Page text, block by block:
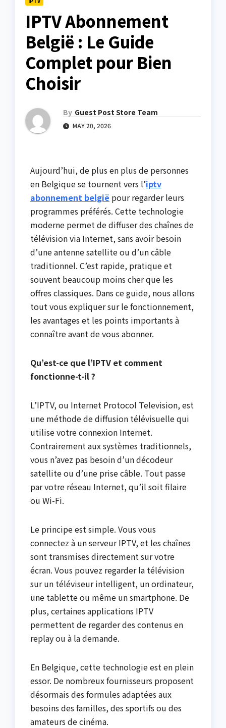
IPTV Abonnement
België : Le Guide
Complet pour Bien
Choisir
By Guest Post Store Team
MAY 20, 2026
Aujourd’hui, de plus en plus de personnes
en Belgique se tournent vers l’iptv
abonnement belgië pour regarder leurs
programmes préférés. Cette technologie
moderne permet de diffuser des chaînes de
télévision via Internet, sans avoir besoin
d’une antenne satellite ou d’un câble
traditionnel. C’est rapide, pratique et
souvent beaucoup moins cher que les
offres classiques. Dans ce guide, nous allons
tout vous expliquer sur le fonctionnement,
les avantages et les points importants à
connaître avant de vous abonner.
Qu’est-ce que l’IPTV et comment
fonctionne-t-il ?
L’IPTV, ou Internet Protocol Television, est
une méthode de diffusion télévisuelle qui
utilise votre connexion Internet.
Contrairement aux systèmes traditionnels,
vous n’avez pas besoin d’un décodeur
satellite ou d’une prise câble. Tout passe
par votre réseau Internet, qu’il soit filaire
ou Wi-Fi.
Le principe est simple. Vous vous
connectez à un serveur IPTV, et les chaînes
sont transmises directement sur votre
écran. Vous pouvez regarder la télévision
sur un téléviseur intelligent, un ordinateur,
une tablette ou même un smartphone. De
plus, certaines applications IPTV
permettent de regarder des contenus en
replay ou à la demande.
En Belgique, cette technologie est en plein
essor. De nombreux fournisseurs proposent
désormais des formules adaptées aux
besoins des familles, des sportifs ou des
amateurs de cinéma.